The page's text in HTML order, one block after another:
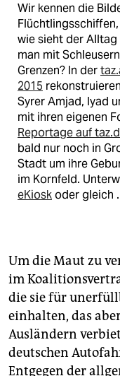
Wir kennen die
wie sieht der Alltag
man mit
Grenzen? In der
2015
Syrer Amjad, Iyad
mit ihren eigenen
Reportage auf
bald nur noch in
Stadt um ihre
im Kornfeld.
eKioskoder gleich .
Um die Maut zu
im
die sie für
einhalten, das
Ausländern
deutschen
Entgegen der